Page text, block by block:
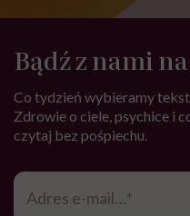
Bądź z nami
Co tydzień wybieramy
Zdrowie o ciele, psychice i
czytaj bez pośpiechu.
Adres
mail*